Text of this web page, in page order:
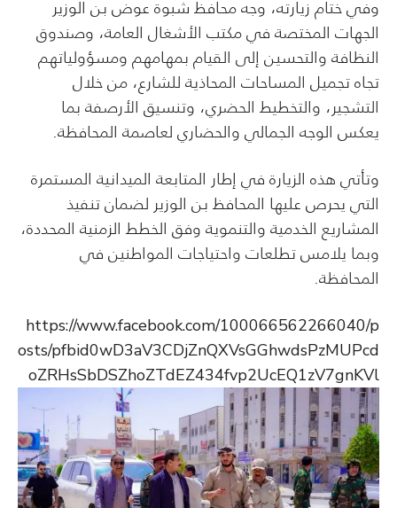
وفي ختام زيارته، وجه محافظ شبوة عوض بن الوزير
الجهات المختصة في مكتب الأشغال العامة، وصندوق
النظافة والتحسين إلى القيام بمهامهم ومسؤولياتهم
تجاه تجميل المساحات المحاذية للشارع، من خلال
التشجير، والتخطيط الحضري، وتنسيق الأرصفة بما
يعكس الوجه الجمالي والحضاري لعاصمة المحافظة.
وتأتي هذه الزيارة في إطار المتابعة الميدانية المستمرة
التي يحرص عليها المحافظ بن الوزير لضمان تنفيذ
المشاريع الخدمية والتنموية وفق الخطط الزمنية المحددة،
وبما يلامس تطلعات واحتياجات المواطنين في
المحافظة.
https://www.facebook.com/100066562266040/p
osts/pfbid0wD3aV3CDjZnQXVsGGhwdsPzMUPcd
oZRHsSbDSZhoZTdEZ434fvp2UcEQ1zV7gnKVl